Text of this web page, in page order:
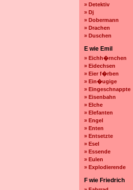
» Detektiv
» Dj
» Dobermann
» Drachen
» Duschen
E wie Emil
» Eichh�rnchen
» Eidechsen
» Eier f�rben
» Ein�ugige
» Eingeschnappte
» Eisenbahn
» Elche
» Elefanten
» Engel
» Enten
» Entsetzte
» Esel
» Essende
» Eulen
» Explodierende
F wie Friedrich